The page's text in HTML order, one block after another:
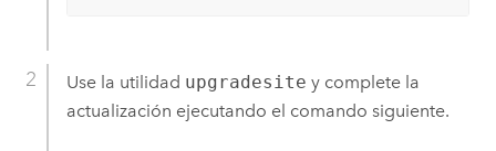
Use la utilidad upgradesite y complete la
actualización ejecutando el comando siguiente.